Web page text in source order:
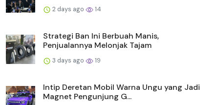
2 days ago 14
Strategi Ban Ini Berbuah Manis,
Penjualannya Melonjak Tajam
3 days ago 19
Intip Deretan Mobil Warna Ungu yang Jadi
Magnet Pengunjung G...